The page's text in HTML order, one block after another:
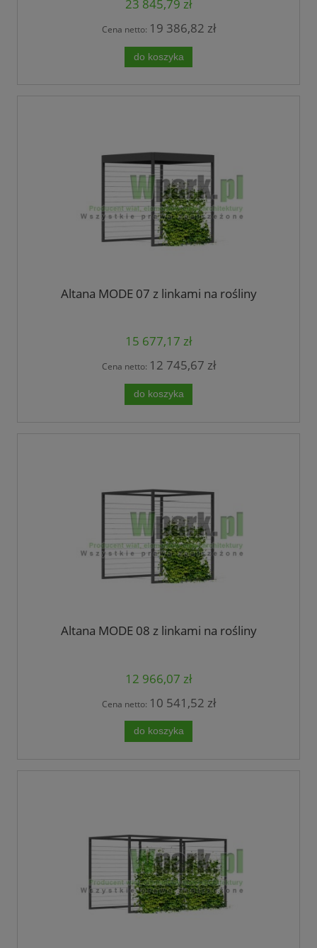
23 845,79 zł
Cena netto: 19 386,82 zł
do koszyka
Altana MODE 07 z linkami na rośliny
15 677,17 zł
Cena netto: 12 745,67 zł
do koszyka
Altana MODE 08 z linkami na rośliny
12 966,07 zł
Cena netto: 10 541,52 zł
do koszyka